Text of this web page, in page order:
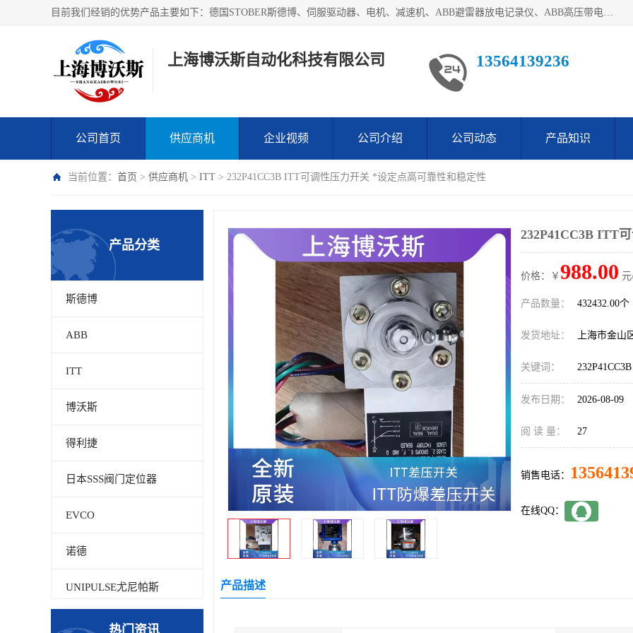
目前我们经销的优势产品主要如下：德国STOBER斯德博、伺服驱动器、电机、减速机、ABB避雷器放电记录仪、ABB高压带电指示器、模拟指示器、柜用照明灯、风机控制器、日本SSS阀门定位器；德国NORD诺德、德国SEW、ITT压力开关、ROSS、伦茨、WEST、ATOS、派克、SSS、三菱、 EVCO、 尤尼帕斯、日本三桥、三菱、威格士、KEB科比等等，品牌众多，无法一一列举！详情来电咨询
上海博沃斯自动化科技有限公司 13564139236
公司首页 供应商机 企业视频 公司介绍 公司动态 产品知识
当前位置： 首页 > 供应商机 > ITT > 232P41CC3B ITT可调性压力开关 *设定点高可靠性和稳定性
产品分类
斯德博
ABB
ITT
博沃斯
得利捷
日本SSS阀门定位器
EVCO
诺德
UNIPULSE尤尼帕斯
热门资讯
232P41CC3B ITT
价格：￥ 988.00
产品数量： 432432.00个
发货地址： 上海市金山
关键词： 232P41CC3B
发布日期： 2026-08-09
阅 读 量： 27
销售电话：
在线QQ：
产品描述